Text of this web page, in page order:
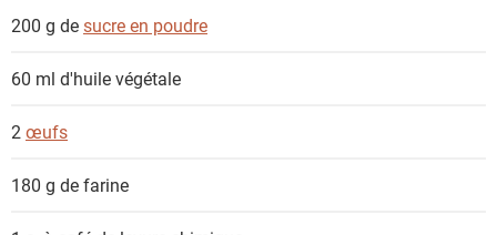
n
s
200 g desucre en poudre
60 ml d'huile végétale
2 œufs
180 g defarine